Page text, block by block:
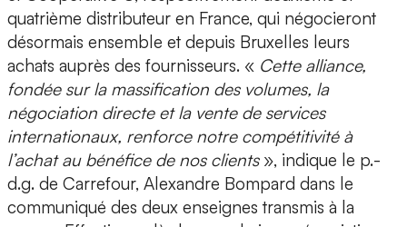
quatrième distributeur en France, qui négocieront
désormais ensemble et depuis Bruxelles leurs
achats auprès des fournisseurs. « Cette alliance,
fondée sur la massification des volumes, la
négociation directe et la vente de services
internationaux, renforce notre compétitivité à
l’achat au bénéfice de nos clients», indique le p.-
d.g. de Carrefour, Alexandre Bompard dans le
communiqué des deux enseignes transmis à la